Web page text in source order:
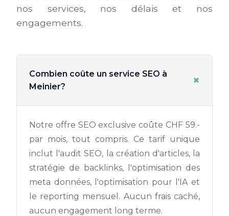
nos services, nos délais et nos
engagements.
Combien coûte un service SEO à
Meinier?
+
Notre offre SEO exclusive coûte CHF 59.-
par mois, tout compris. Ce tarif unique
inclut l'audit SEO, la création d'articles, la
stratégie de backlinks, l'optimisation des
meta données, l'optimisation pour l'IA et
le reporting mensuel. Aucun frais caché,
aucun engagement long terme.